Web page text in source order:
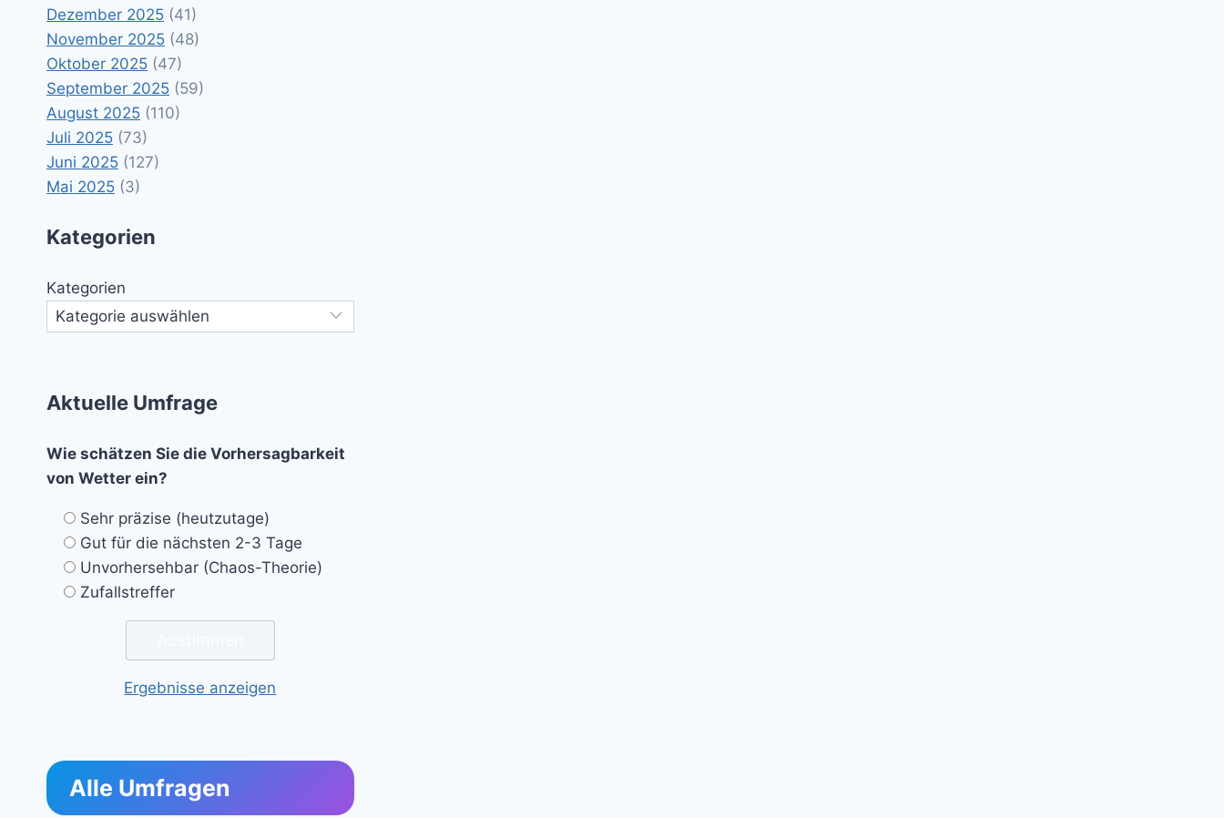
Dezember 2025 (41)
November 2025 (48)
Oktober 2025 (47)
September 2025 (59)
August 2025 (110)
Juli 2025 (73)
Juni 2025 (127)
Mai 2025 (3)
Kategorien
Kategorien
Aktuelle Umfrage
Wie schätzen Sie die Vorhersagbarkeit
von Wetter ein?
Sehr präzise (heutzutage)
Gut für die nächsten 2-3 Tage
Unvorhersehbar (Chaos-Theorie)
Zufallstreffer
Ergebnisse anzeigen
Alle Umfragen